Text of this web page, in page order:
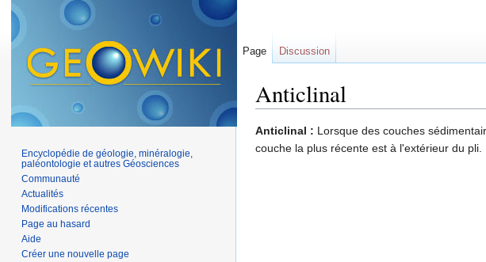
Anticlinal
Anticlinal : Lorsque des couches
couche la plus récente est à l'extérieur du
Page Discussion
Encyclopédie de géologie, minéralogie,
paléontologie et autres Géosciences
Communauté
Actualités
Modifications récentes
Page au hasard
Aide
Créer une nouvelle page